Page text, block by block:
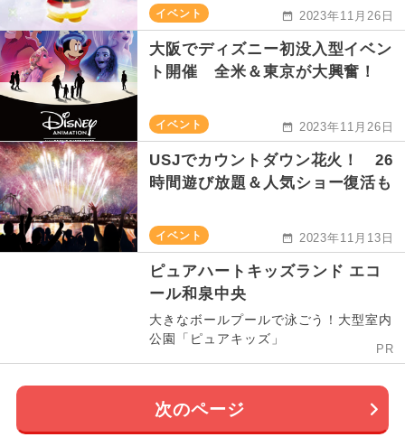
イベント 2023年11月26日
大阪でディズニー初没入型イベン
ト開催 全米＆東京が大興奮！
イベント 2023年11月26日
USJでカウントダウン花火！ 26
時間遊び放題＆人気ショー復活も
イベント 2023年11月13日
ピュアハートキッズランド エコ
ール和泉中央
大きなボールプールで泳ごう！大型室内
公園「ピュアキッズ」
PR
次のページ